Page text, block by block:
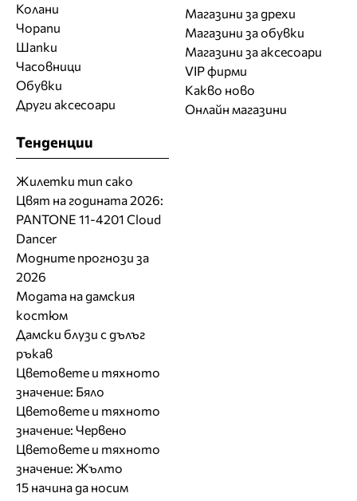
Колани
Чорапи
Шапки
Часовници
Обувки
Други аксесоари
Магазини за дрехи
Магазини за обувки
Магазини за aксесоари
VIP фирми
Какво ново
Онлайн магазини
Тенденции
Жилетки тип сако
Цвят на годината 2026:
PANTONE 11-4201 Cloud
Dancer
Модните прогнози за
2026
Модата на дамския
костюм
Дамски блузи с дълъг
ръкав
Цветовете и тяхното
значение: Бяло
Цветовете и тяхното
значение: Червено
Цветовете и тяхното
значение: Жълто
15 начина да носим